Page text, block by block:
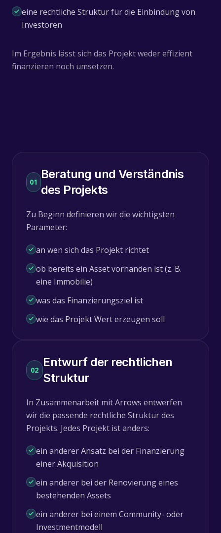
eine rechtliche Struktur für die Einbindung von
Investoren
Im Ergebnis lässt sich das Projekt weder effizient
finanzieren noch umsetzen.
01
Beratung und Verständnis
des Projekts
Zu Beginn definieren wir die wichtigsten
Parameter:
an wen sich das Projekt richtet
ob bereits ein Asset vorhanden ist (z. B.
eine Immobilie)
was das Finanzierungsziel ist
wie das Projekt Wert erzeugen soll
02
Entwurf der rechtlichen
Struktur
In Zusammenarbeit mit Arrows entwerfen
wir die passende rechtliche Struktur des
Projekts. Jedes Projekt ist anders:
ein anderer Ansatz bei der Finanzierung
einer Akquisition
ein anderer bei der Renovierung eines
bestehenden Assets
ein anderer bei einem Community- oder
Investmentmodell